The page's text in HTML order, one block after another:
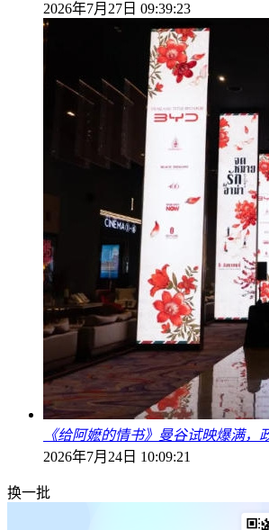
2026年7月27日 09:39:23
《给阿嬷的情书》曼谷试映爆满，
2026年7月24日 10:09:21
换一批